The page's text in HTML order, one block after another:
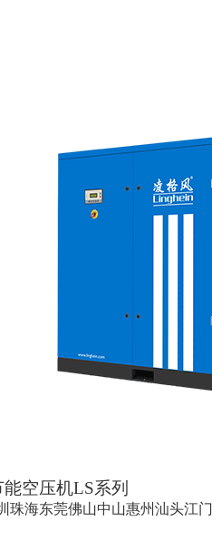
空压机LS系列
珠海东莞佛山中山惠州汕头江门